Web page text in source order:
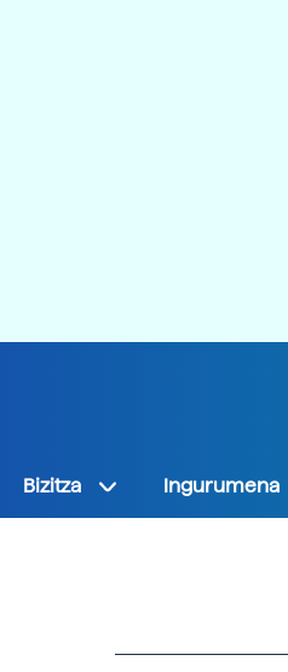
Bizitza Ingurumena